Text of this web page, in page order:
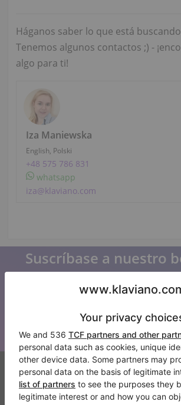
Háganos saber lo que está
Tenemos algunos contactos ;) -
algo para ti!
Iza Maniewska
English, Polski
+48 575 786 831
whatsapp
iza@klaviano.com
Suscríbase a nuestro
noticias
Klaviano